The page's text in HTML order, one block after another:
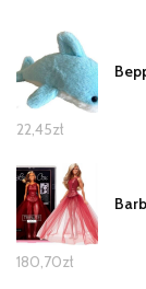
22,45zł
180,70zł